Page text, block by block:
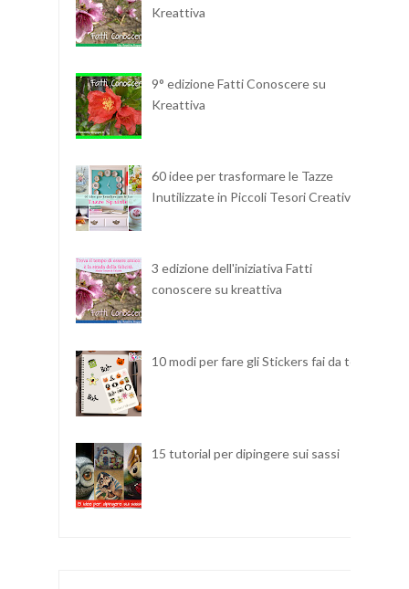
Kreattiva
9° edizione Fatti Conoscere su
Kreattiva
60 idee per trasformare le Tazze
Inutilizzate in Piccoli Tesori Creativi
3 edizione dell'iniziativa Fatti
conoscere su kreattiva
10 modi per fare gli Stickers fai da te
15 tutorial per dipingere sui sassi